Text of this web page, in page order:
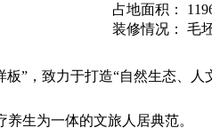
占地面积：
装修情况：
毛
，致力于打造“自然生态、人
生为一体的文旅人居典范。